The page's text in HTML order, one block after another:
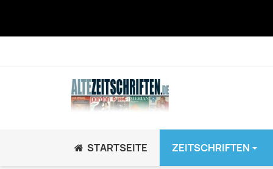
STARTSEITE ZEITSCHRIFTEN